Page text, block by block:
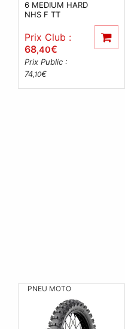
6 MEDIUM HARD
NHS F TT
Prix Club :
68,40€
Prix Public :
74,10€
PNEU MOTO